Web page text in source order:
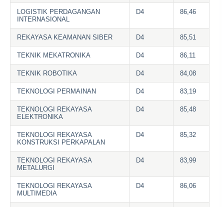
LOGISTIK PERDAGANGAN
INTERNASIONAL
D4 86,46
REKAYASA KEAMANAN SIBER D4 85,51
TEKNIK MEKATRONIKA D4 86,11
TEKNIK ROBOTIKA D4 84,08
TEKNOLOGI PERMAINAN D4 83,19
TEKNOLOGI REKAYASA
ELEKTRONIKA
D4 85,48
TEKNOLOGI REKAYASA
KONSTRUKSI PERKAPALAN
D4 85,32
TEKNOLOGI REKAYASA
METALURGI
D4 83,99
TEKNOLOGI REKAYASA
MULTIMEDIA
D4 86,06